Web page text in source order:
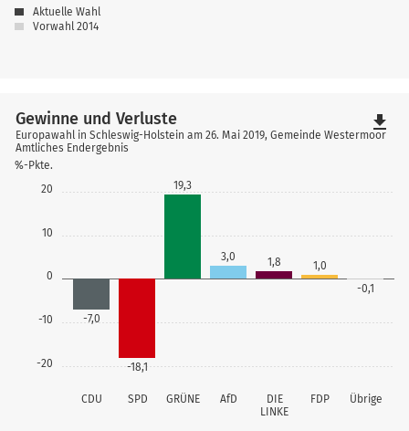
Aktuelle Wahl
Vorwahl 2014
-20
-10
0
10
20
%-Pkte.
CDU SPD GRÜNE AfD
DIE
LINKE
FDP Übrige
-7,0
-18,1
19,3
3,0 1,8
1,0
-0,1
Gewinne und Verluste
Europawahl in Schleswig-Holstein am 26. Mai 2019, Gemeinde Westermoor
Amtliches Endergebnis
file_download